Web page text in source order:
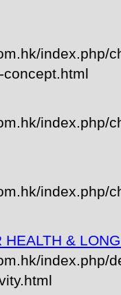
index.php/
index.php/
index.php/
&
index.php/